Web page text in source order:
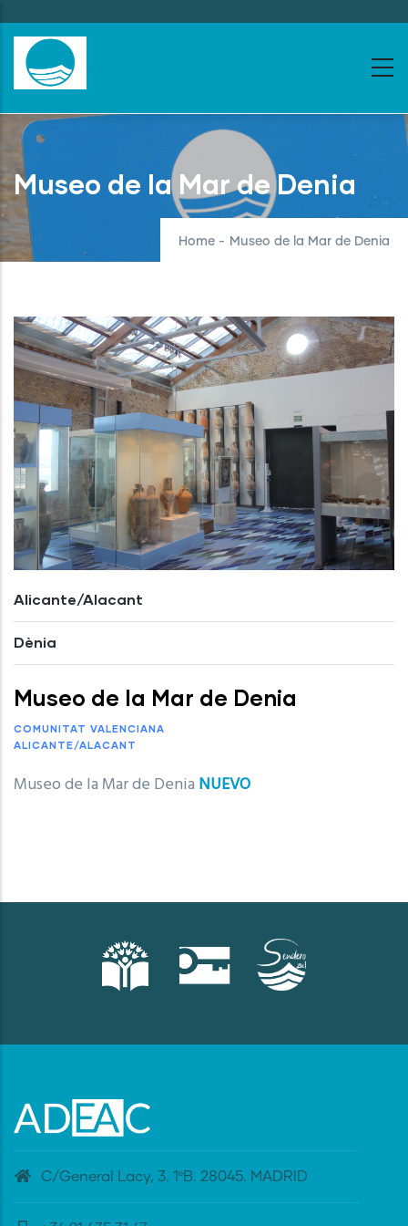
to
main
content
Museo de la Mar de Denia
Home - Museo de la Mar de Denia
Alicante/Alacant
Dènia
Museo de la Mar de Denia
COMUNITAT VALENCIANA
ALICANTE/ALACANT
Museo de la Mar de Denia NUEVO
C/General Lacy, 3. 1ºB. 28045. MADRID